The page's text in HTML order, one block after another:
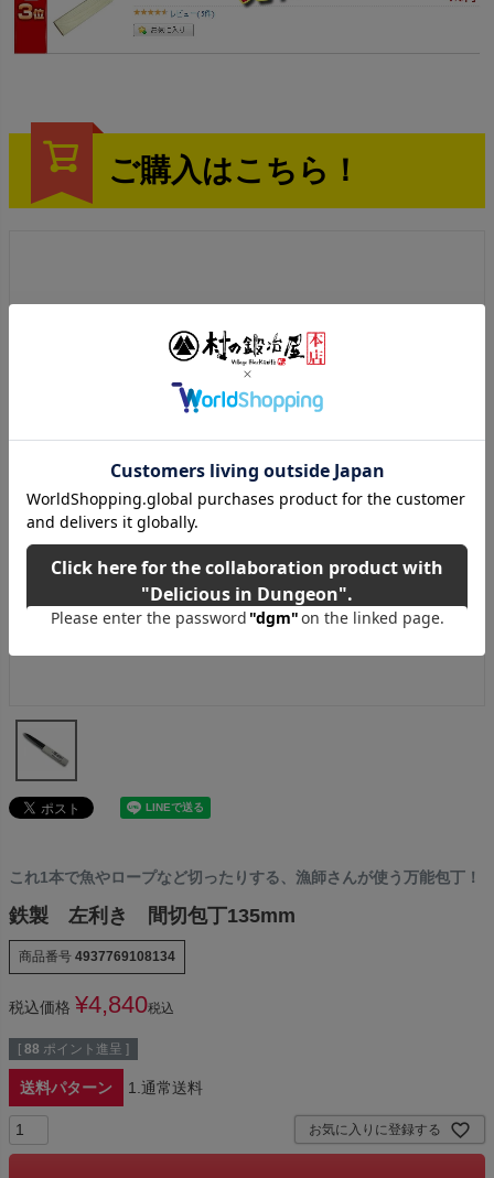
ご購入はこちら！
これ1本で魚やロープなど切ったりする、漁師さんが使う万能包丁！
鉄製 左利き 間切包丁135mm
商品番号 4937769108134
税込価格 ¥4,840税込
[ 88 ポイント進呈 ]
送料パターン 1.通常送料
お気に入りに登録する